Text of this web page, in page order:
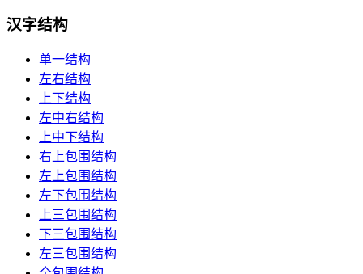
汉字结构
单一结构
左右结构
上下结构
左中右结构
上中下结构
右上包围结构
左上包围结构
左下包围结构
上三包围结构
下三包围结构
左三包围结构